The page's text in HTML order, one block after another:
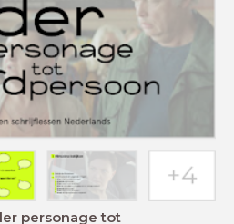
personage tot